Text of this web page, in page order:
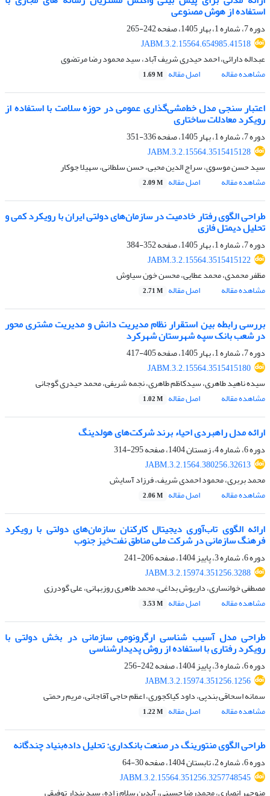
استفاده از هوش مصنوعی
دوره 7، شماره 1، بهار 1405، صفحه
242-265
JABM.3.2.15564.654985.41518
عبداله دارائی، احمد حیدری شریف آباد، سید محمود رضا مرتضوی
مشاهده مقاله
اصل مقاله 1.69 M
اعتبار سنجی مدل خط‌مشی‌گذاری عمومی در حوزه سلامت با استفاده از
رویکرد معادلات ساختاری
دوره 7، شماره 1، بهار 1405، صفحه
336-351
JABM.3.2.15564.3515415128
سید حسن موسوی، سراج الدین محبی، حسن سلطانی، سهیلا جوکار
مشاهده مقاله
اصل مقاله 2.09 M
طراحی الگوی رفتار خادمیت در سازمان‌های دولتی ایران با رویکرد کمی و
تحلیل دیمتل فازی
دوره 7، شماره 1، بهار 1405، صفحه
352-384
JABM.3.2.15564.3515415122
مظفر محمدی، محمد عطایی، محسن خون سیاوش
مشاهده مقاله
اصل مقاله 2.71 M
بررسی رابطه بین استقرار نظام مدیریت دانش و مدیریت مشتری محور
در شعب بانک سپه شهرستان شهرکرد
دوره 7، شماره 1، بهار 1405، صفحه
405-417
JABM.3.2.15564.3515415180
سیده ناهید طاهری، سیدکاظم طاهری، نجمه شریفی، محمد حیدری گوجانی
مشاهده مقاله
اصل مقاله 1.02 M
ارائه مدل راهبردی احیاء برند شرکت‌های هولدینگ
دوره 6، شماره 4، زمستان 1404، صفحه
295-314
JABM.3.2.1564.380256.32613
محمد بربری، محمود احمدی شریف، فرزاد آسایش
مشاهده مقاله
اصل مقاله 2.06 M
ارائه الگوی تاب‌آوری دیجیتال کارکنان سازمان‌های دولتی با رویکرد
فرهنگ سازمانی در شرکت ملی مناطق نفت‌خیز جنوب
دوره 6، شماره 3، پاییز 1404، صفحه
206-241
JABM.3.2.15974.351256.3288
مصطفی خوانساری، داریوش بداغی، محمد طاهری روزبهانی، علی گودرزی
مشاهده مقاله
اصل مقاله 3.53 M
طراحی مدل آسیب شناسی ارگرونومی سازمانی در بخش دولتی با
رویکرد رفتاری با استفاده از روش پدیدارشناسی
دوره 6، شماره 3، پاییز 1404، صفحه
242-256
JABM.3.2.15974.351256.1256
سمانه اسحاقی بندپی، داود کیاکجوری، اعظم حاجی آقاجانی، مریم رحمتی
مشاهده مقاله
اصل مقاله 1.22 M
طراحی الگوی منتورینگ در صنعت بانکداری: تحلیل داده‌بنیاد چندگانه
دوره 6، شماره 2، تابستان 1404، صفحه
30-64
JABM.3.2.15564.351256.3257748545